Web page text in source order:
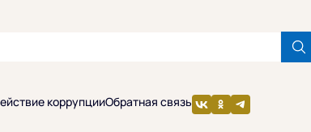
коррупцииОбратная связь